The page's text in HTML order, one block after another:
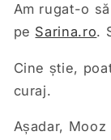
Am rugat-o
pe Sarina.ro.
Cine știe,
curaj.
Așadar,